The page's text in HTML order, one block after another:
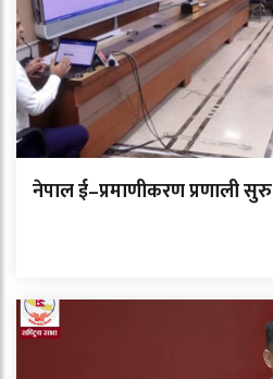
नेपाल ई–प्रमाणीकरण प्रणाली सुरु